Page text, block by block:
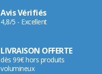
Avis Vérifiés
4,8/5 - Excellent
LIVRAISON OFFERTE
dès 99€ hors produits
volumineux